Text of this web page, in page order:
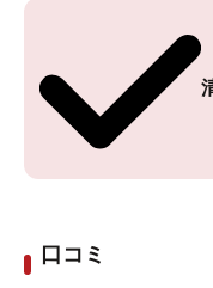
口コミ